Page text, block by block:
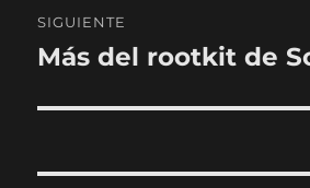
SIGUIENTE
Entrada
Más del rootkit de